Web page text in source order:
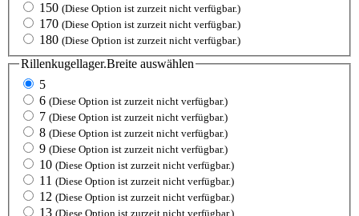
150 (Diese Option ist zurzeit nicht verfügbar.)
170 (Diese Option ist zurzeit nicht verfügbar.)
180 (Diese Option ist zurzeit nicht verfügbar.)
Rillenkugellager.Breite auswählen
5
6 (Diese Option ist zurzeit nicht verfügbar.)
7 (Diese Option ist zurzeit nicht verfügbar.)
8 (Diese Option ist zurzeit nicht verfügbar.)
9 (Diese Option ist zurzeit nicht verfügbar.)
10 (Diese Option ist zurzeit nicht verfügbar.)
11 (Diese Option ist zurzeit nicht verfügbar.)
12 (Diese Option ist zurzeit nicht verfügbar.)
13 (Diese Option ist zurzeit nicht verfügbar.)